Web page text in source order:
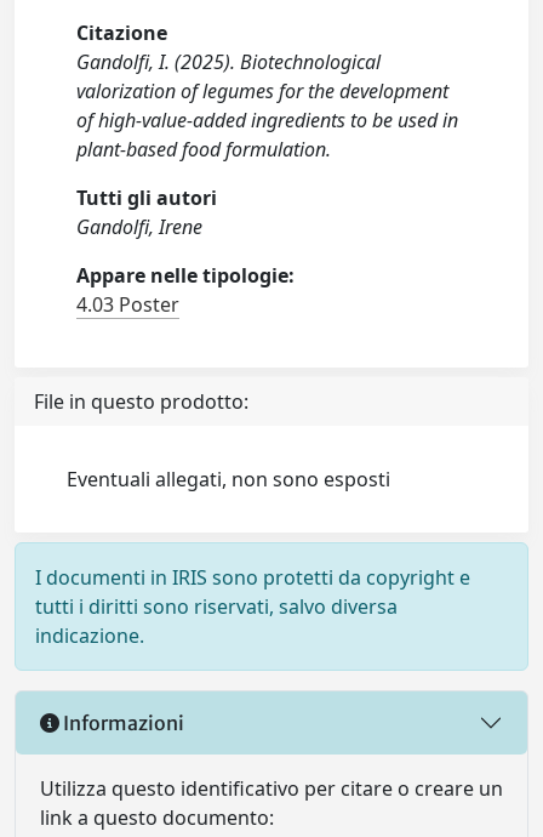
Citazione
Gandolfi, I. (2025). Biotechnological
valorization of legumes for the development
of high-value-added ingredients to be used in
plant-based food formulation.
Tutti gli autori
Gandolfi, Irene
Appare nelle tipologie:
4.03 Poster
File in questo prodotto:
Eventuali allegati, non sono esposti
I documenti in IRIS sono protetti da copyright e
tutti i diritti sono riservati, salvo diversa
indicazione.
Informazioni
Utilizza questo identificativo per citare o creare un
link a questo documento: